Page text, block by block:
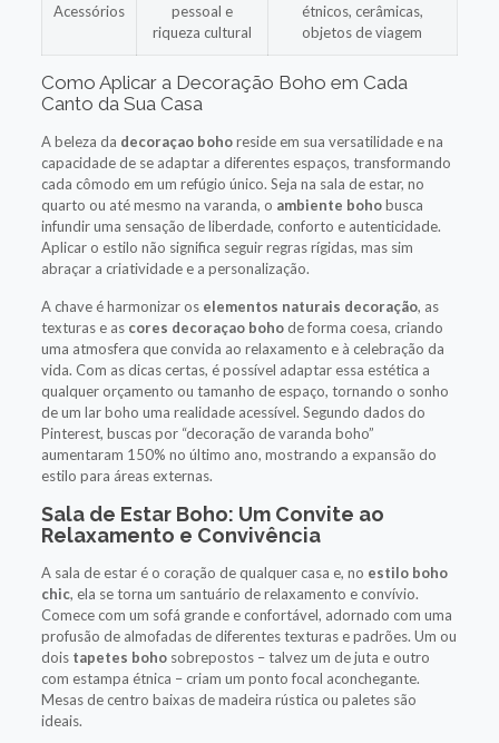
Acessórios
pessoal e
riqueza cultural
étnicos, cerâmicas,
objetos de viagem
Como Aplicar a Decoração Boho em Cada
Canto da Sua Casa
A beleza da decoraçao bohoreside em sua versatilidade e na
capacidade de se adaptar a diferentes espaços, transformando
cada cômodo em um refúgio único. Seja na sala de estar, no
quarto ou até mesmo na varanda, o ambiente bohobusca
infundir uma sensação de liberdade, conforto e autenticidade.
Aplicar o estilo não significa seguir regras rígidas, mas sim
abraçar a criatividade e a personalização.
A chave é harmonizar os elementos naturais decoração, as
texturas e as cores decoraçao bohode forma coesa, criando
uma atmosfera que convida ao relaxamento e à celebração da
vida. Com as dicas certas, é possível adaptar essa estética a
qualquer orçamento ou tamanho de espaço, tornando o sonho
de um lar boho uma realidade acessível. Segundo dados do
Pinterest, buscas por “decoração de varanda boho”
aumentaram 150% no último ano, mostrando a expansão do
estilo para áreas externas.
Sala de Estar Boho: Um Convite ao
Relaxamento e Convivência
A sala de estar é o coração de qualquer casa e, no estilo boho
chic, ela se torna um santuário de relaxamento e convívio.
Comece com um sofá grande e confortável, adornado com uma
profusão de almofadas de diferentes texturas e padrões. Um ou
dois tapetes bohosobrepostos – talvez um de juta e outro
com estampa étnica – criam um ponto focal aconchegante.
Mesas de centro baixas de madeira rústica ou paletes são
ideais.